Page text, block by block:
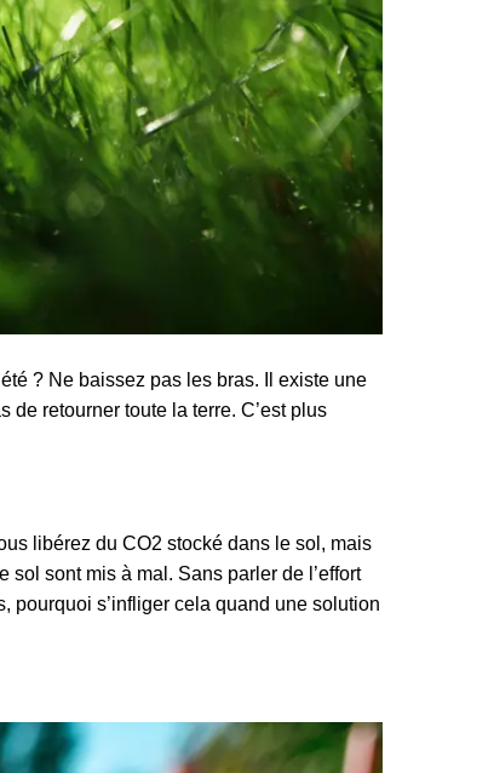
? Ne baissez pas les bras. Il existe une
de retourner toute la terre. C’est plus
libérez du CO2 stocké dans le sol, mais
sol sont mis à mal. Sans parler de l’effort
pourquoi s’infliger cela quand une solution